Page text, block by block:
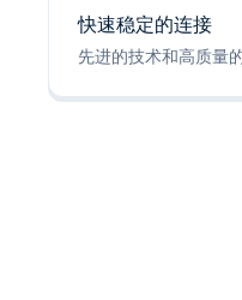
快速稳定的连接
先进的技术和高质量